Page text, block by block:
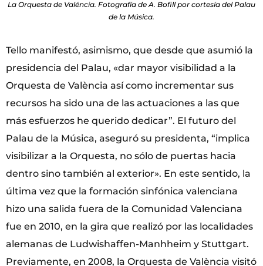
La Orquesta de Valéncia. Fotografía de A. Bofill por cortesía del Palau
de la Música.
Tello manifestó, asimismo, que desde que asumió la
presidencia del Palau, «dar mayor visibilidad a la
Orquesta de València así como incrementar sus
recursos ha sido una de las actuaciones a las que
más esfuerzos he querido dedicar”. El futuro del
Palau de la Música, aseguró su presidenta, “implica
visibilizar a la Orquesta, no sólo de puertas hacia
dentro sino también al exterior». En este sentido, la
última vez que la formación sinfónica valenciana
hizo una salida fuera de la Comunidad Valenciana
fue en 2010, en la gira que realizó por las localidades
alemanas de Ludwishaffen-Manhheim y Stuttgart.
Previamente, en 2008, la Orquesta de València visitó